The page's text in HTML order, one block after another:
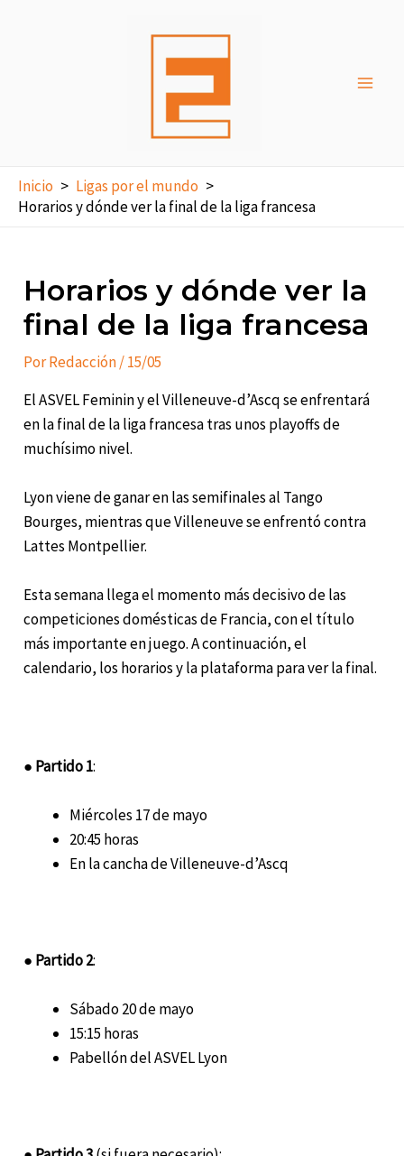
Inicio
Ligas por el mundo
Horarios y dónde ver la final de la liga francesa
Horarios y dónde ver la
final de la liga francesa
PorRedacción/15/05
El ASVEL Feminin y el Villeneuve-d’Ascq se enfrentará
en la final de la liga francesa tras unos playoffs de
muchísimo nivel.
Lyon viene de ganar en las semifinales al Tango
Bourges, mientras que Villeneuve se enfrentó contra
Lattes Montpellier.
Esta semana llega el momento más decisivo de las
competiciones domésticas de Francia, con el título
más importante en juego. A continuación, el
calendario, los horarios y la plataforma para ver la final.
● Partido 1:
Miércoles 17 de mayo
20:45 horas
En la cancha de Villeneuve-d’Ascq
● Partido 2:
Sábado 20 de mayo
15:15 horas
Pabellón del ASVEL Lyon